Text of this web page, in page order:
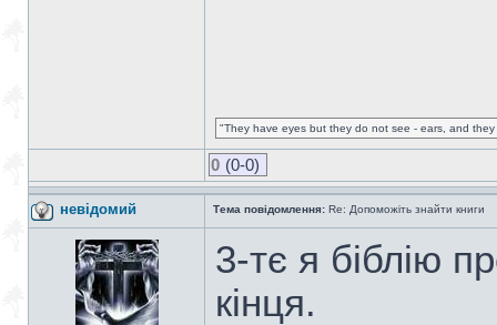
"They have eyes but they do not see - ears, and
0 (0-0)
невідомий Тема повідомлення: Re: Допоможіть знайти книги
3-тє я біблію
кінця.